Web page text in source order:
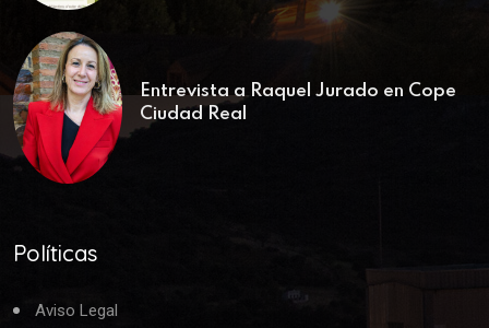
Entrevista a Raquel Jurado en Cope
Ciudad Real
Políticas
Aviso Legal